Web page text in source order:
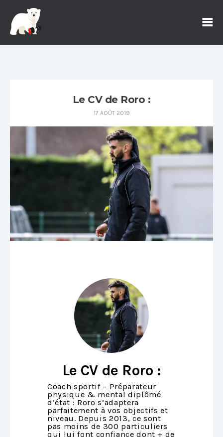
Le CV de Roro :
17 AOÛT 2019
Le CV de Roro :
Coach sportif – Préparateur
physique & mental diplômé
d’état : Roro s’adaptera
parfaitement à vos objectifs et
niveau. Depuis 2013, ce sont
pas moins de 300 particuliers
qui lui font confiance dont + de